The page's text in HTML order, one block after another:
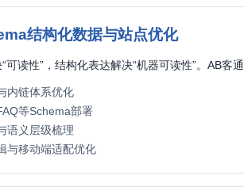
结构化数据与站点优化
可读性”，结构化表达解决“机器可读性”。AB
内链体系优化
等Schema部署
语义层级梳理
与移动端适配优化